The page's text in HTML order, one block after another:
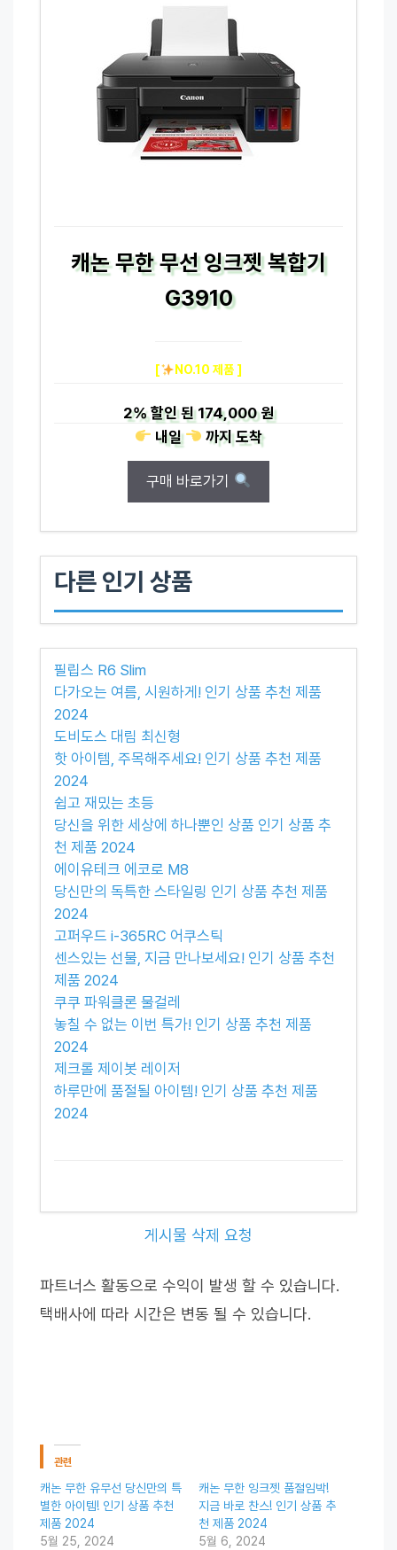
캐논 무한 무선 잉크젯 복합기
G3910
[ NO.10 제품 ]
2%할인 된174,000 원
내일
까지도착
구매 바로가기
다른 인기 상품
필립스 R6 Slim
다가오는 여름, 시원하게! 인기 상품 추천 제품
2024
도비도스 대림 최신형
핫 아이템, 주목해주세요! 인기 상품 추천 제품
2024
쉽고 재밌는 초등
당신을 위한 세상에 하나뿐인 상품 인기 상품 추
천 제품 2024
에이유테크 에코로 M8
당신만의 독특한 스타일링 인기 상품 추천 제품
2024
고퍼우드 i-365RC 어쿠스틱
센스있는 선물, 지금 만나보세요! 인기 상품 추천
제품 2024
쿠쿠 파워클론 물걸레
놓칠 수 없는 이번 특가! 인기 상품 추천 제품
2024
제크롤 제이봇 레이저
하루만에 품절될 아이템! 인기 상품 추천 제품
2024
게시물 삭제 요청
파트너스 활동으로 수익이 발생 할 수 있습니다.
택배사에 따라 시간은 변동 될 수 있습니다.
관련
캐논 무한 유무선 당신만의 특
별한 아이템! 인기 상품 추천
제품 2024
5월 25, 2024
캐논 무한 잉크젯 품절임박!
지금 바로 찬스! 인기 상품 추
천 제품 2024
5월 6, 2024